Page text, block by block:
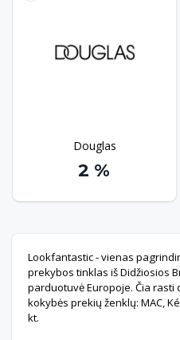
Douglas
2 %
Lookfantastic - vienas
prekybos tinklas iš Didžiosios
parduotuvė Europoje. Čia
kokybės prekių ženklų: MAC,
kt.